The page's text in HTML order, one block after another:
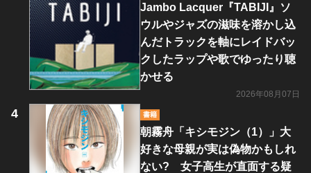
Jambo Lacquer『TABIJI』ソ
ウルやジャズの滋味を溶かし込
んだトラックを軸にレイドバッ
クしたラップや歌でゆったり聴
かせる
2026年08月07日
書籍
朝霧舟「キシモジン（1）」大
好きな母親が実は偽物かもしれ
ない? 女子高生が直面する疑